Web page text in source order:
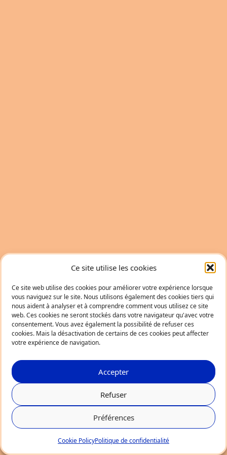
Ce site utilise les cookies
Ce site web utilise des cookies pour améliorer votre expérience lorsque
vous naviguez sur le site. Nous utilisons également des cookies tiers qui
nous aident à analyser et à comprendre comment vous utilisez ce site
web. Ces cookies ne seront stockés dans votre navigateur qu'avec votre
consentement. Vous avez également la possibilité de refuser ces
cookies. Mais la désactivation de certains de ces cookies peut affecter
votre expérience de navigation.
Accepter
Refuser
Préférences
Cookie PolicyPolitique de confidentialité